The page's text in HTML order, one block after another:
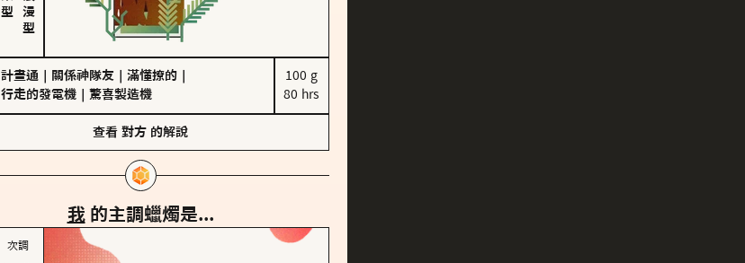
浪漫型
計畫通 關係神隊友 滿懂撩的
行走的發電機
驚喜製造機
100 g
80 hrs
查看 對方 的解說
我 的主調蠟燭是...
次調